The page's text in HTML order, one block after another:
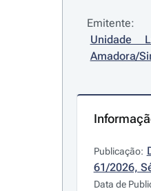
Emitente:
Unidade
Amadora/
Publicação:
61/2026,
Data de